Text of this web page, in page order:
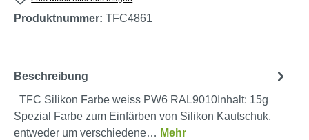
Produktnummer: TFC4861
Beschreibung
TFC Silikon Farbe weiss PW6 RAL9010Inhalt: 15g
Spezial Farbe zum Einfärben von Silikon Kautschuk,
entweder um verschiedene… Mehr